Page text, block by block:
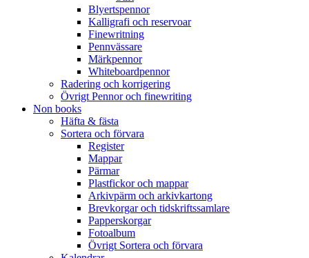
Blyertspennor
Kalligrafi och reservoar
Finewritning
Pennvässare
Märkpennor
Whiteboardpennor
Radering och korrigering
Övrigt Pennor och finewriting
Non books
Häfta & fästa
Sortera och förvara
Register
Mappar
Pärmar
Plastfickor och mappar
Arkivpärm och arkivkartong
Brevkorgar och tidskriftssamlare
Papperskorgar
Fotoalbum
Övrigt Sortera och förvara